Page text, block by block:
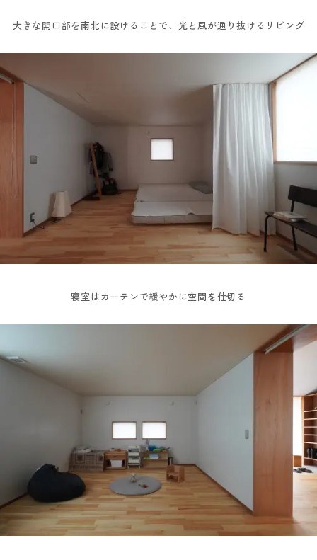
大きな開口部を南北に設けることで、光と風が通り抜けるリビング
寝室はカーテンで緩やかに空間を仕切る